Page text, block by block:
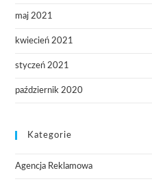
maj 2021
kwiecień 2021
styczeń 2021
październik 2020
Kategorie
Agencja Reklamowa